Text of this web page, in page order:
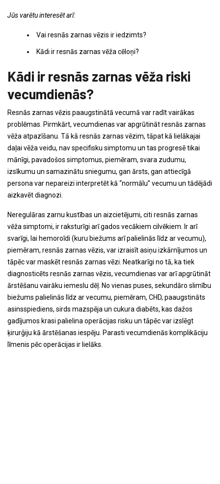
Jūs varētu interesēt arī:
Vai resnās zarnas vēzis ir iedzimts?
Kādi ir resnās zarnas vēža cēloņi?
Kādi ir resnās zarnas vēža riski
vecumdienās?
Resnās zarnas vēzis paaugstinātā vecumā var radīt vairākas
problēmas. Pirmkārt, vecumdienas var apgrūtināt resnās zarnas
vēža atpazīšanu. Tā kā resnās zarnas vēzim, tāpat kā lielākajai
daļai vēža veidu, nav specifisku simptomu un tas progresē tikai
mānīgi, pavadošos simptomus, piemēram, svara zudumu,
izsīkumu un samazinātu sniegumu, gan ārsts, gan attiecīgā
persona var nepareizi interpretēt kā “normālu” vecumu un tādējādi
aizkavēt diagnozi.
Neregulāras zarnu kustības un aizcietējumi, citi resnās zarnas
vēža simptomi, ir raksturīgi arī gados vecākiem cilvēkiem. Ir arī
svarīgi, lai hemoroīdi (kuru biežums arī palielinās līdz ar vecumu),
piemēram, resnās zarnas vēzis, var izraisīt asiņu izkārnījumos un
tāpēc var maskēt resnās zarnas vēzi. Neatkarīgi no tā, ka tiek
diagnosticēts resnās zarnas vēzis, vecumdienas var arī apgrūtināt
ārstēšanu vairāku iemeslu dēļ. No vienas puses, sekundāro slimību
biežums palielinās līdz ar vecumu, piemēram, CHD, paaugstināts
asinsspiediens, sirds mazspēja un cukura diabēts, kas dažos
gadījumos krasi palielina operācijas risku un tāpēc var izslēgt
ķirurģiju kā ārstēšanas iespēju. Parasti vecumdienās komplikāciju
līmenis pēc operācijas ir lielāks.